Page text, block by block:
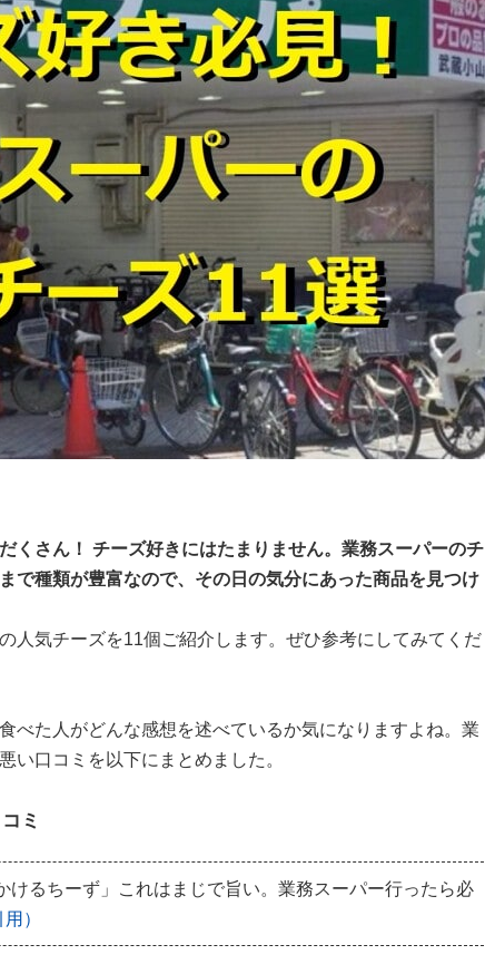
くさん！ チーズ好きにはたまりません。業務スーパーのチ
で種類が豊富なので、その日の気分にあった商品を見つけ
人気チーズを11個ご紹介します。ぜひ参考にしてみてくだ
べた人がどんな感想を述べているか気になりますよね。業
い口コミを以下にまとめました。
ミ
けるちーず」これはまじで旨い。業務スーパー行ったら必
）